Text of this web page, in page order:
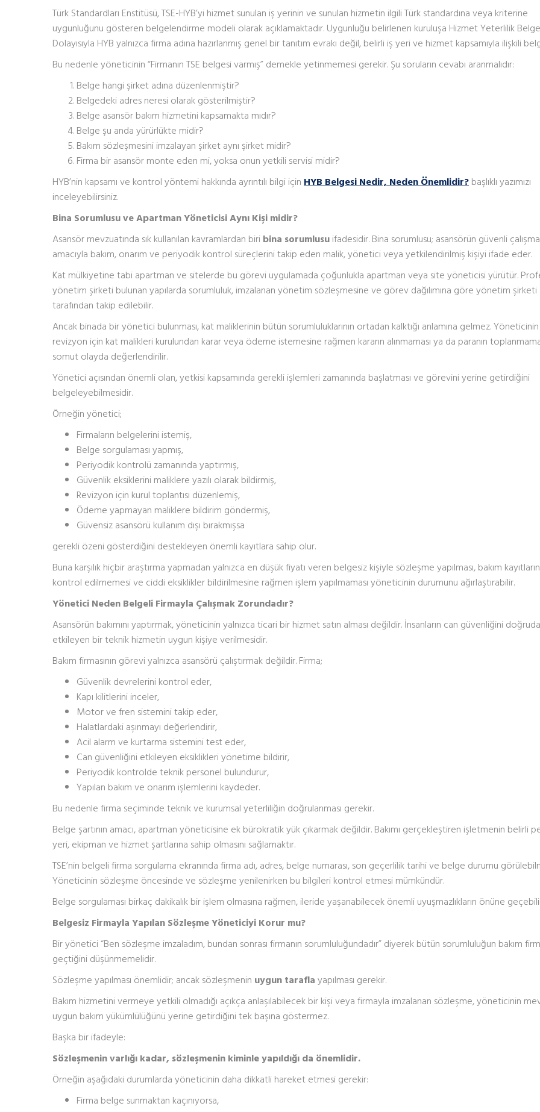
Türk Standardları Enstitüsü, TSE-HYB’yi hizmet sunulan iş yerinin ve sunulan hizmetin ilgili Türk standardına veya kriterine
uygunluğunu gösteren belgelendirme modeli olarak açıklamaktadır. Uygunluğu belirlenen kuruluşa Hizmet Yeterlilik
Dolayısıyla HYB yalnızca firma adına hazırlanmış genel bir tanıtım evrakı değil, belirli iş yeri ve hizmet kapsamıyla ilişkili
Bu nedenle yöneticinin “Firmanın TSE belgesi varmış” demekle yetinmemesi gerekir. Şu soruların cevabı aranmalıdır:
Belge hangi şirket adına düzenlenmiştir?
Belgedeki adres neresi olarak gösterilmiştir?
Belge asansör bakım hizmetini kapsamakta mıdır?
Belge şu anda yürürlükte midir?
Bakım sözleşmesini imzalayan şirket aynı şirket midir?
Firma bir asansör monte eden mi, yoksa onun yetkili servisi midir?
HYB’nin kapsamı ve kontrol yöntemi hakkında ayrıntılı bilgi için HYB Belgesi Nedir, Neden Önemlidir? başlıklı yazımızı
inceleyebilirsiniz.
Bina Sorumlusu ve Apartman Yöneticisi Aynı Kişi midir?
Asansör mevzuatında sık kullanılan kavramlardan biri bina sorumlusu ifadesidir. Bina sorumlusu; asansörün güvenli
amacıyla bakım, onarım ve periyodik kontrol süreçlerini takip eden malik, yönetici veya yetkilendirilmiş kişiyi ifade eder.
Kat mülkiyetine tabi apartman ve sitelerde bu görevi uygulamada çoğunlukla apartman veya site yöneticisi yürütür.
yönetim şirketi bulunan yapılarda sorumluluk, imzalanan yönetim sözleşmesine ve görev dağılımına göre yönetim şirketi
tarafından takip edilebilir.
Ancak binada bir yönetici bulunması, kat maliklerinin bütün sorumluluklarının ortadan kalktığı anlamına gelmez.
revizyon için kat malikleri kurulundan karar veya ödeme istemesine rağmen kararın alınmaması ya da paranın
somut olayda değerlendirilir.
Yönetici açısından önemli olan, yetkisi kapsamında gerekli işlemleri zamanında başlatması ve görevini yerine getirdiğini
belgeleyebilmesidir.
Örneğin yönetici;
Firmaların belgelerini istemiş,
Belge sorgulaması yapmış,
Periyodik kontrolü zamanında yaptırmış,
Güvenlik eksiklerini maliklere yazılı olarak bildirmiş,
Revizyon için kurul toplantısı düzenlemiş,
Ödeme yapmayan maliklere bildirim göndermiş,
Güvensiz asansörü kullanım dışı bırakmışsa
gerekli özeni gösterdiğini destekleyen önemli kayıtlara sahip olur.
Buna karşılık hiçbir araştırma yapmadan yalnızca en düşük fiyatı veren belgesiz kişiyle sözleşme yapılması, bakım
kontrol edilmemesi ve ciddi eksiklikler bildirilmesine rağmen işlem yapılmaması yöneticinin durumunu ağırlaştırabilir.
Yönetici Neden Belgeli Firmayla Çalışmak Zorundadır?
Asansörün bakımını yaptırmak, yöneticinin yalnızca ticari bir hizmet satın alması değildir. İnsanların can güvenliğini
etkileyen bir teknik hizmetin uygun kişiye verilmesidir.
Bakım firmasının görevi yalnızca asansörü çalıştırmak değildir. Firma;
Güvenlik devrelerini kontrol eder,
Kapı kilitlerini inceler,
Motor ve fren sistemini takip eder,
Halatlardaki aşınmayı değerlendirir,
Acil alarm ve kurtarma sistemini test eder,
Can güvenliğini etkileyen eksiklikleri yönetime bildirir,
Periyodik kontrolde teknik personel bulundurur,
Yapılan bakım ve onarım işlemlerini kaydeder.
Bu nedenle firma seçiminde teknik ve kurumsal yeterliliğin doğrulanması gerekir.
Belge şartının amacı, apartman yöneticisine ek bürokratik yük çıkarmak değildir. Bakımı gerçekleştiren işletmenin belirli
yeri, ekipman ve hizmet şartlarına sahip olmasını sağlamaktır.
TSE’nin belgeli firma sorgulama ekranında firma adı, adres, belge numarası, son geçerlilik tarihi ve belge durumu
Yöneticinin sözleşme öncesinde ve sözleşme yenilenirken bu bilgileri kontrol etmesi mümkündür.
Belge sorgulaması birkaç dakikalık bir işlem olmasına rağmen, ileride yaşanabilecek önemli uyuşmazlıkların önüne
Belgesiz Firmayla Yapılan Sözleşme Yöneticiyi Korur mu?
Bir yönetici “Ben sözleşme imzaladım, bundan sonrası firmanın sorumluluğundadır” diyerek bütün sorumluluğun bakım
geçtiğini düşünmemelidir.
Sözleşme yapılması önemlidir; ancak sözleşmenin uygun tarafla yapılması gerekir.
Bakım hizmetini vermeye yetkili olmadığı açıkça anlaşılabilecek bir kişi veya firmayla imzalanan sözleşme, yöneticinin
uygun bakım yükümlülüğünü yerine getirdiğini tek başına göstermez.
Başka bir ifadeyle:
Sözleşmenin varlığı kadar, sözleşmenin kiminle yapıldığı da önemlidir.
Örneğin aşağıdaki durumlarda yöneticinin daha dikkatli hareket etmesi gerekir:
Firma belge sunmaktan kaçınıyorsa,